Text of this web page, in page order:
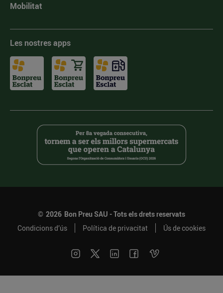
Mobilitat
Les nostres apps
© 2026 Bon Preu SAU - Tots els drets reservats
Condicions d’ús
Política de privacitat Ús de cookies